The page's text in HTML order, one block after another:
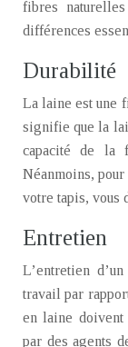
fibres
différences
Durabilité
La laine est une
signifie que la
capacité de la
Néanmoins,
votre tapis, vous
Entretien
L’entretien
travail par
en laine doivent
par des agents